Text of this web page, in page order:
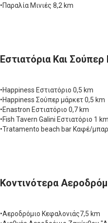
•Παραλία Μινιές 8,2 km
Εστιατόρια Και
•Happiness Εστιατόριο 0,5 km
•Happiness Σούπερ μάρκετ 0,5 km
•Enastron Εστιατόριο 0,7 km
•Fish Tavern Galini Εστιατόριο 1 km
•Tratamento beach bar Καφέ/
Κοντινότερα
•Αεροδρόμιο Κεφαλονιάς7,5 km